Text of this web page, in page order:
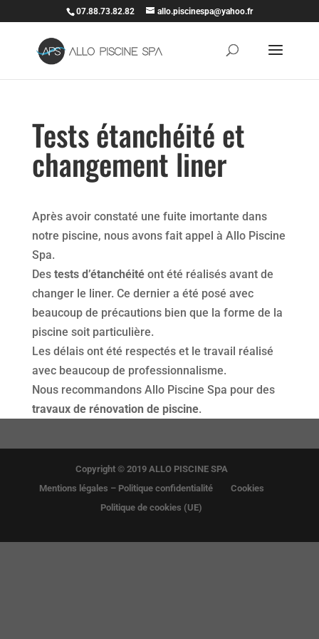
07.88.73.82.82 allo.piscinespa@yahoo.fr
Tests étanchéité et
changement liner
Après avoir constaté une fuite imortante dans
notre piscine, nous avons fait appel à Allo Piscine
Spa.
Destests d’étanchéitéont été réalisés avant de
changer le liner. Ce dernier a été posé avec
beaucoup de précautions bien que la forme de la
piscine soit particulière.
Les délais ont été respectés et le travail réalisé
avec beaucoup de professionnalisme.
Nous recommandons Allo Piscine Spa pour des
travaux de rénovation de piscine.
Copyright © 2019 ALLO PISCINE SPA
Mentions légales – Politique confidentialité
Cookies
Politique de cookies (UE)